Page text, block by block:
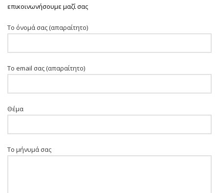
επικοινωνήσουμε μαζί σας
Το όνομά σας (απαραίτητο)
Το email σας (απαραίτητο)
Θέμα
Το μήνυμά σας